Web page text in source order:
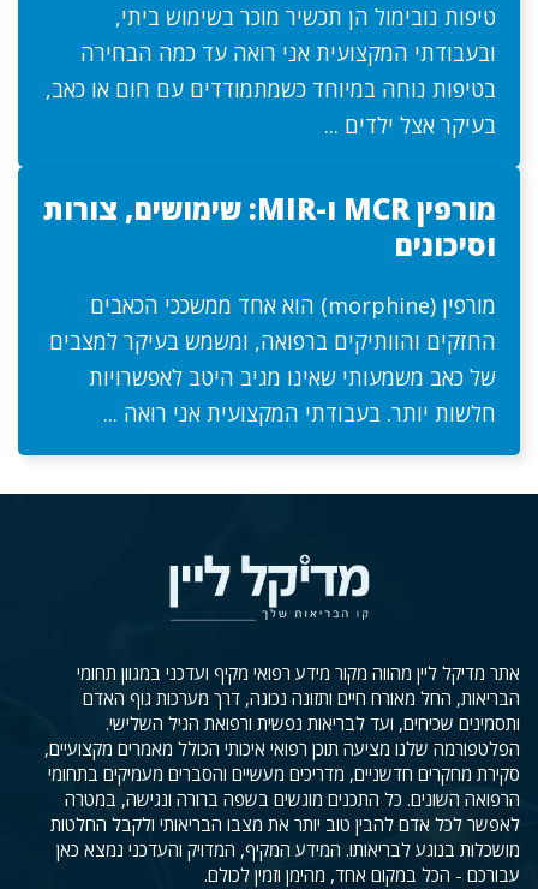
טיפות נובימול הן תכשיר מוכר בשימוש ביתי,
ובעבודתי המקצועית אני רואה עד כמה הבחירה
בטיפות נוחה במיוחד כשמתמודדים עם חום או כאב,
בעיקר אצל ילדים ...
מורפין MCR ו-MIR: שימושים, צורות
וסיכונים
מורפין (morphine) הוא אחד ממשככי הכאבים
החזקים והוותיקים ברפואה, ומשמש בעיקר למצבים
של כאב משמעותי שאינו מגיב היטב לאפשרויות
חלשות יותר. בעבודתי המקצועית אני רואה ...
אתר מדיקל ליין מהווה מקור מידע רפואי מקיף ועדכני במגוון תחומי
הבריאות, החל מאורח חיים ותזונה נכונה, דרך מערכות גוף האדם
ותסמינים שכיחים, ועד לבריאות נפשית ורפואת הגיל השלישי.
הפלטפורמה שלנו מציעה תוכן רפואי איכותי הכולל מאמרים מקצועיים,
סקירת מחקרים חדשניים, מדריכים מעשיים והסברים מעמיקים בתחומי
הרפואה השונים. כל התכנים מוגשים בשפה ברורה ונגישה, במטרה
לאפשר לכל אדם להבין טוב יותר את מצבו הבריאותי ולקבל החלטות
מושכלות בנוגע לבריאותו. המידע המקיף, המדויק והעדכני נמצא כאן
עבורכם - הכל במקום אחד, מהימן וזמין לכולם.